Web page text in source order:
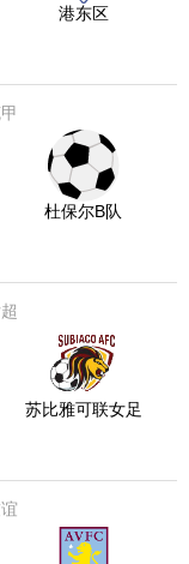
港东区
杜保尔B队
苏比雅可联女足